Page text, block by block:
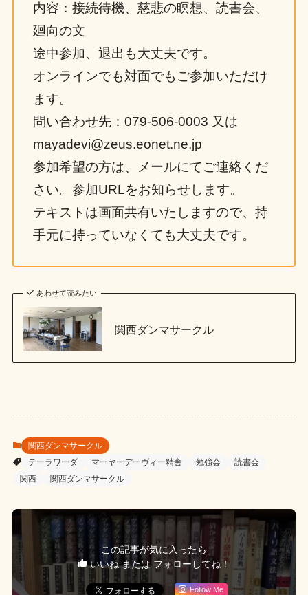
内容：接続待機、慈悲の瞑想、読書会、
廻向の文
途中参加、退出も大丈夫です。
オンラインでも対面でもご参加いただけ
ます。
問い合わせ先：079-506-0003 又は
mayadevi@zeus.eonet.ne.jp
参加希望の方は、メールにてご連絡くだ
さい。参加URLをお知らせします。
テキストは画面共有いたしますので、持
手元に持っていなくても大丈夫です。
あわせて読みたい
関西ダンマサークル
関西ダンマサークル
テーラワーダ
マーヤーデーヴィー精舎 勉強会
読書会
関西
関西ダンマサークル
この記事が気に入ったら
いいね または フォローしてね！
Follow Me